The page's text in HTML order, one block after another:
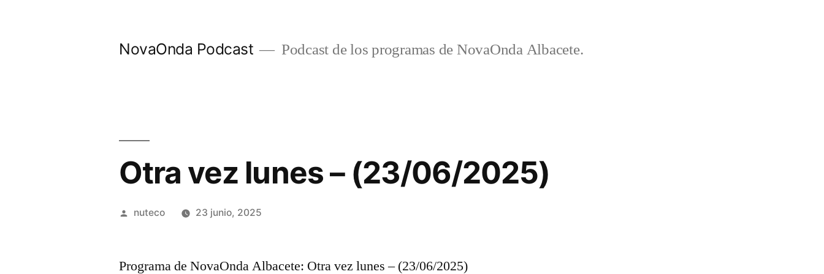
NovaOnda Podcast Podcast de los programas de NovaOnda Albacete.
Otra vez lunes – (23/06/2025)
Publicada
nuteco 23 junio, 2025
Programa de NovaOnda Albacete: Otra vez lunes – (23/06/2025)